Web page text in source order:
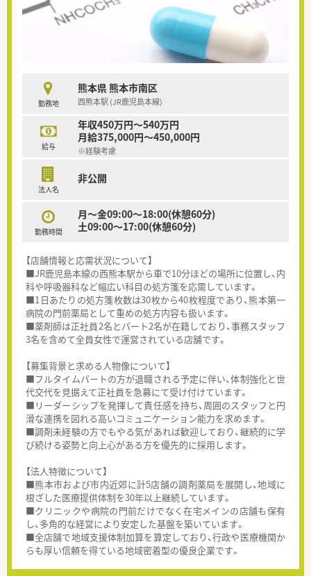
勤務地
熊本県 熊本市南区
西熊本駅 (JR鹿児島本線)
給与
年収450万円～540万円
月給375,000円～450,000円
※経験考慮
法人名
非公開
勤務時間
月～金09:00～18:00(休憩60分)
土09:00～17:00(休憩60分)
【店舗情報と応需状況について】
■JR鹿児島本線の西熊本駅から車で10分ほどの場所に位置し、内
科や呼吸器科など幅広い科目の処方箋を応需しています。
■1日あたりの処方箋枚数は30枚から40枚程度であり、熊本第一
病院の門前薬局として重めの処方内容も扱います。
■薬剤師は正社員2名とパート2名が在籍しており、事務スタッフ
3名を含めて全員女性で運営されている店舗です。
【募集背景と求める人物像について】
■フルタイムパートの方が退職される予定に伴い、体制強化と世
代交代を見据えて正社員を急募にて受け付けています。
■リーダーシップを発揮して責任感を持ち、周囲のスタッフと円
滑な連携を図れる高いコミュニケーション能力を求めます。
■調剤未経験の方でもやる気があれば歓迎しており、継続的に学
び続ける姿勢と向上心がある方を優先的に採用します。
【法人特徴について】
■熊本市および市内近郊に計5店舗の調剤薬局を展開し、地域に
根ざした医療提供体制を30年以上継続しています。
■クリニックや病院の門前だけでなく在宅メインの店舗も保有
し、多角的な経営により安定した基盤を築いています。
■全店舗で地域支援体制加算を算定しており、行政や医療機関か
らも厚い信頼を得ている地域密着型の優良企業です。